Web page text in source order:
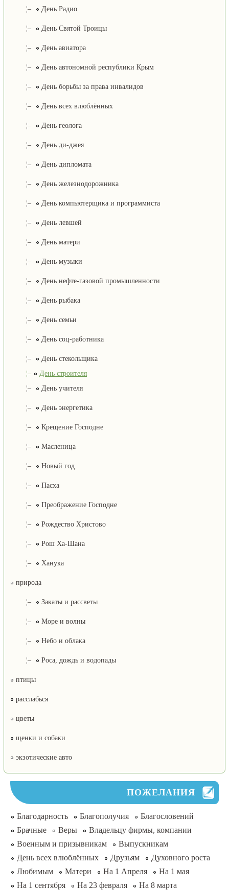
¦– День Радио
¦– День Святой Троицы
¦– День авиатора
¦– День автономной республики Крым
¦– День борьбы за права инвалидов
¦– День всех влюблённых
¦– День геолога
¦– День ди-джея
¦– День дипломата
¦– День железнодорожника
¦– День компьютерщика и программиста
¦– День левшей
¦– День матери
¦– День музыки
¦– День нефте-газовой промышленности
¦– День рыбака
¦– День семьи
¦– День соц-работника
¦–
День стекольщика
¦–
День строителя
¦–
День учителя
¦– День энергетика
¦– Крещение Господне
¦– Масленица
¦– Новый год
¦– Пасха
¦– Преображение Господне
¦– Рождество Христово
¦– Рош Ха-Шана
¦– Ханука
природа
¦– Закаты и рассветы
¦– Море и волны
¦– Небо и облака
¦– Роса, дождь и водопады
птицы
расслабься
цветы
щенки и собаки
экзотические авто
ПОЖЕЛАНИЯ
Благодарность Благополучия
Благословений
Брачные
Веры
Владельцу фирмы, компании
Военным и призывникам
Выпускникам
День всех влюблённых
Друзьям
Духовного роста
Любимым
Матери На 1 Апреля
На 1 мая
На 1 сентября
На 23 февраля
На 8 марта